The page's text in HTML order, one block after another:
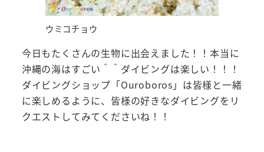
ウミコチョウ
今日もたくさんの生物に出会えました！！本当に
沖縄の海はすごい＾＾ダイビングは楽しい！！！
ダイビングショップ「Ouroboros」は皆様と一緒
に楽しめるように、皆様の好きなダイビングをリ
クエストしてみてくださいね！！